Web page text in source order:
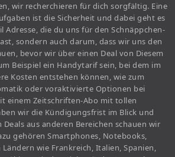
wir recherchieren für dich sorgfältig. Eine
ist die Sicherheit und dabei geht es
Adresse, die du uns für den Schnäppchen-
sondern auch darum, dass wir uns den
bevor wir über einen Deal von Diesem
Beispiel ein Handytarif sein, bei dem im
Kosten entstehen können, wie zum
oder voraktivierte Optionen bei
einem Zeitschriften-Abo mit tollen
wir die Kündigungsfrist im Blick und
aus anderen Bereichen schauen wir
gehören Smartphones, Notebooks,
wie Frankreich, Italien, Spanien,